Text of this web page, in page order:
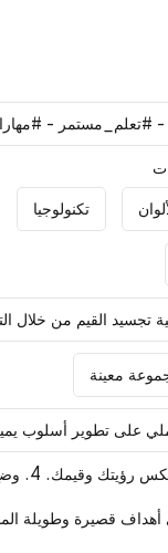
#تعلم_مستمر -
تكنولوجيا
تجسيد القيم من خلال
معينة
على تطوير أسلوب
المنافسين
قصيرة وطويلة